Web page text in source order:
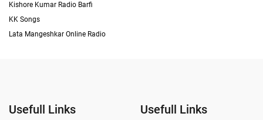
Kishore Kumar Radio Barfi
KK Songs
Lata Mangeshkar Online Radio
Usefull Links Usefull Links